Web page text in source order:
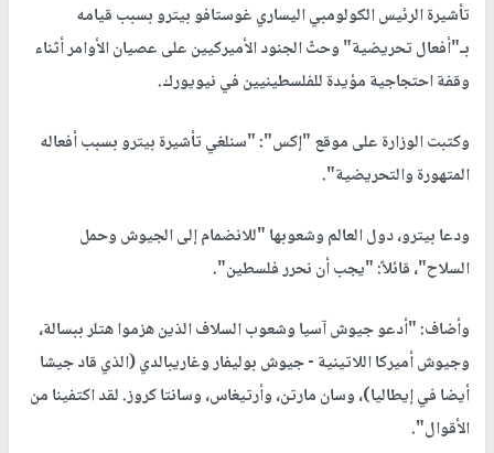
تأشيرة الرئيس الكولومبي اليساري غوستافو بيترو بسبب قيامه
بـ"أفعال تحريضية" وحثّ الجنود الأميركيين على عصيان الأوامر أثناء
وقفة احتجاجية مؤيدة للفلسطينيين في نيويورك.
وكتبت الوزارة على موقع "إكس": "سنلغي تأشيرة بيترو بسبب أفعاله
المتهورة والتحريضية".
ودعا بيترو، دول العالم وشعوبها "للانضمام إلى الجيوش وحمل
السلاح"، قائلاً: "يجب أن نحرر فلسطين".
وأضاف: "أدعو جيوش آسيا وشعوب السلاف الذين هزموا هتلر ببسالة،
وجيوش أميركا اللاتينية - جيوش بوليفار وغاريبالدي (الذي قاد جيشا
أيضا في إيطاليا)، وسان مارتن، وأرتيغاس، وسانتا كروز. لقد اكتفينا من
الأقوال".